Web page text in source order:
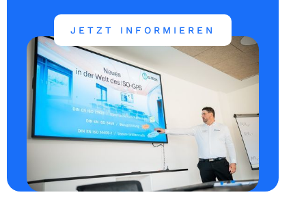
JETZT INFORMIEREN